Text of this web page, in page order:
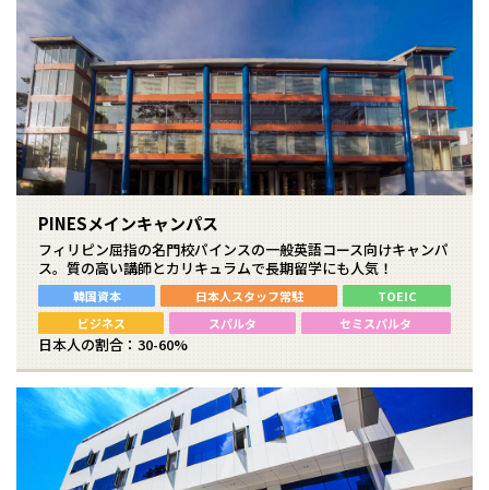
PINESメインキャンパス
フィリピン屈指の名門校パインスの一般英語コース向けキャンパ
ス。質の高い講師とカリキュラムで長期留学にも人気！
韓国資本 日本人スタッフ常駐
TOEIC
ビジネス
スパルタ セミスパルタ
日本人の割合：30-60%